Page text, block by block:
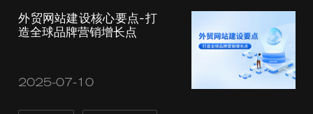
外贸网站建设核心要点-打
造全球品牌营销增长点
2025-07-10